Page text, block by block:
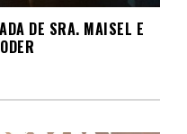
DE SRA. MAISEL E